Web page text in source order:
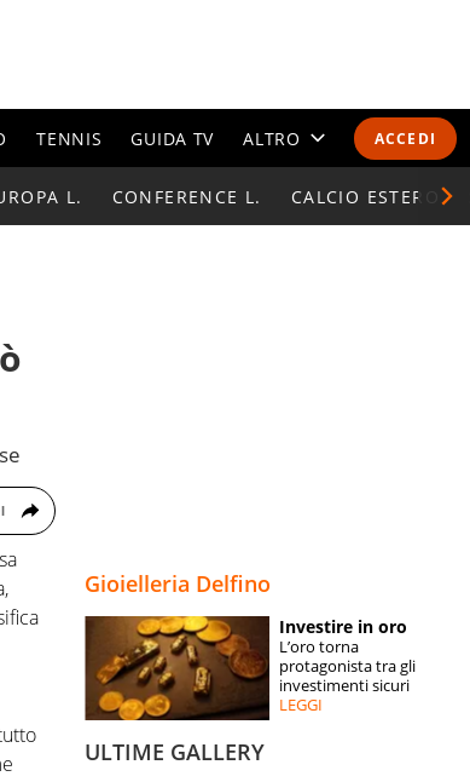
ACCEDI
TENNIS GUIDA TV ALTRO
CALENDARI E CLASSIFICHE
ESPERTI
CONTATTI
L. CONFERENCE L. CALCIO ESTERO
Gioielleria Delfino
Investire in oro
L’oro torna
protagonista tra gli
investimenti sicuri
LEGGI
ULTIME GALLERY